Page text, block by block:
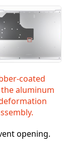
coated
aluminum
opening.